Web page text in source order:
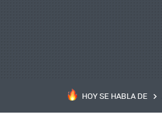
HOY SE HABLA DE